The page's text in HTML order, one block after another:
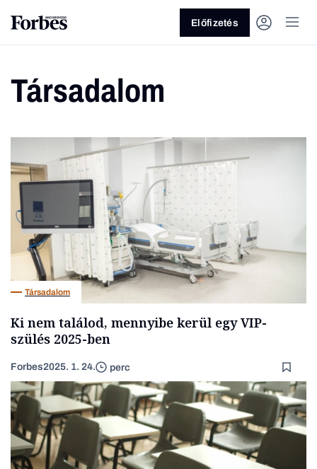
Vagy fedezze fel a következő
témákat
Üzlet Pénz Zöld Legyél jobb!
Előfizetés
Társadalom
Társadalom
Ki nem találod, mennyibe kerül egy VIP-
szülés 2025-ben
Forbes2025. 1. 24. perc